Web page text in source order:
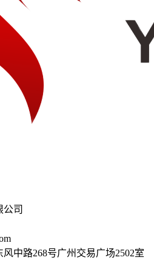
公司
中路268号广州交易广场2502室